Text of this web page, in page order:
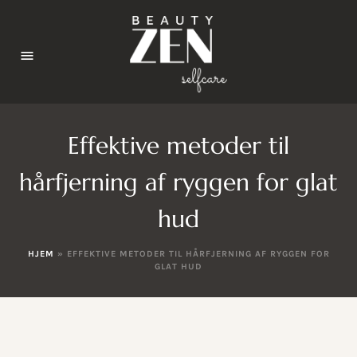
Effektive metoder til
hårfjerning af ryggen for glat
hud
HJEM » EFFEKTIVE METODER TIL HÅRFJERNING AF RYGGEN FOR
GLAT HUD